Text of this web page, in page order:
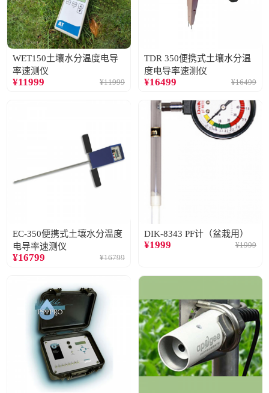
WET150土壤水分温度电导
率速测仪
¥11999 ¥11999
TDR 350便携式土壤水分温
度电导率速测仪
¥16499 ¥16499
EC-350便携式土壤水分温度
电导率速测仪
¥16799 ¥16799
DIK-8343 PF计（盆栽用）
¥1999 ¥1999